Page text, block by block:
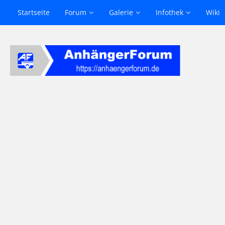
Startseite Forum Galerie Infothek Wiki